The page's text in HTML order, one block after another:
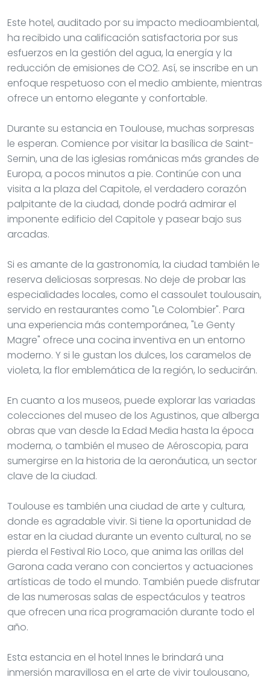
Este hotel, auditado por su impacto medioambiental,
ha recibido una calificación satisfactoria por sus
esfuerzos en la gestión del agua, la energía y la
reducción de emisiones de CO2. Así, se inscribe en un
enfoque respetuoso con el medio ambiente, mientras
ofrece un entorno elegante y confortable.
Durante su estancia en Toulouse, muchas sorpresas
le esperan. Comience por visitar la basílica de Saint-
Sernin, una de las iglesias románicas más grandes de
Europa, a pocos minutos a pie. Continúe con una
visita a la plaza del Capitole, el verdadero corazón
palpitante de la ciudad, donde podrá admirar el
imponente edificio del Capitole y pasear bajo sus
arcadas.
Si es amante de la gastronomía, la ciudad también le
reserva deliciosas sorpresas. No deje de probar las
especialidades locales, como el cassoulet toulousain,
servido en restaurantes como "Le Colombier". Para
una experiencia más contemporánea, "Le Genty
Magre" ofrece una cocina inventiva en un entorno
moderno. Y si le gustan los dulces, los caramelos de
violeta, la flor emblemática de la región, lo seducirán.
En cuanto a los museos, puede explorar las variadas
colecciones del museo de los Agustinos, que alberga
obras que van desde la Edad Media hasta la época
moderna, o también el museo de Aéroscopia, para
sumergirse en la historia de la aeronáutica, un sector
clave de la ciudad.
Toulouse es también una ciudad de arte y cultura,
donde es agradable vivir. Si tiene la oportunidad de
estar en la ciudad durante un evento cultural, no se
pierda el Festival Rio Loco, que anima las orillas del
Garona cada verano con conciertos y actuaciones
artísticas de todo el mundo. También puede disfrutar
de las numerosas salas de espectáculos y teatros
que ofrecen una rica programación durante todo el
año.
Esta estancia en el hotel Innes le brindará una
inmersión maravillosa en el arte de vivir toulousano,